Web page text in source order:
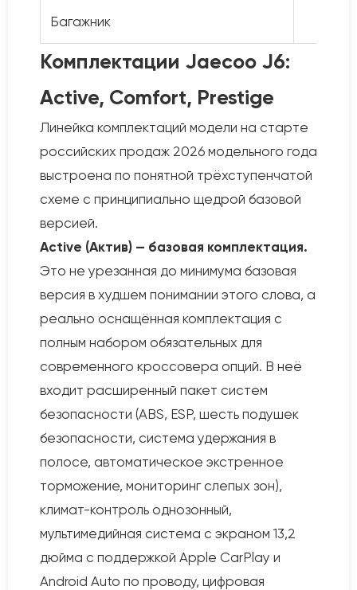
Багажник
Комплектации Jaecoo J6:
Active, Comfort, Prestige
Линейка комплектаций модели на старте
российских продаж 2026 модельного года
выстроена по понятной трёхступенчатой
схеме с принципиально щедрой базовой
версией.
Active (Актив) — базовая комплектация.
Это не урезанная до минимума базовая
версия в худшем понимании этого слова, а
реально оснащённая комплектация с
полным набором обязательных для
современного кроссовера опций. В неё
входит расширенный пакет систем
безопасности (ABS, ESP, шесть подушек
безопасности, система удержания в
полосе, автоматическое экстренное
торможение, мониторинг слепых зон),
климат-контроль однозонный,
мультимедийная система с экраном 13,2
дюйма с поддержкой Apple CarPlay и
Android Auto по проводу, цифровая